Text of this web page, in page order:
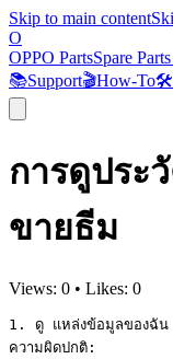
Skip to main content
O
OPPO PartsSpare
📚Support🎬How-To🛠️
การดูประ
ขายธีม
Views: 0 • Likes: 0
1. ดู แหล่งข้อมูลของฉัน
ความผิดปกติ: